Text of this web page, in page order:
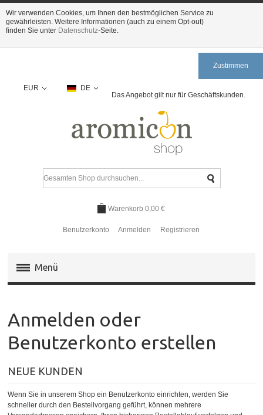
Wir verwenden Cookies, um Ihnen den bestmöglichen Service zu
gewährleisten. Weitere Informationen (auch zu einem Opt-out)
finden Sie unter Datenschutz-Seite.
Zustimmen
EUR
DE
Das Angebot gilt nur für Geschäftskunden.
Warenkorb0,00 €
Benutzerkonto Anmelden Registrieren
Menü
Magento 2 Extensions
Service
Anmelden oder
Benutzerkonto erstellen
NEUE KUNDEN
Wenn Sie in unserem Shop ein Benutzerkonto einrichten, werden Sie
schneller durch den Bestellvorgang geführt, können mehrere